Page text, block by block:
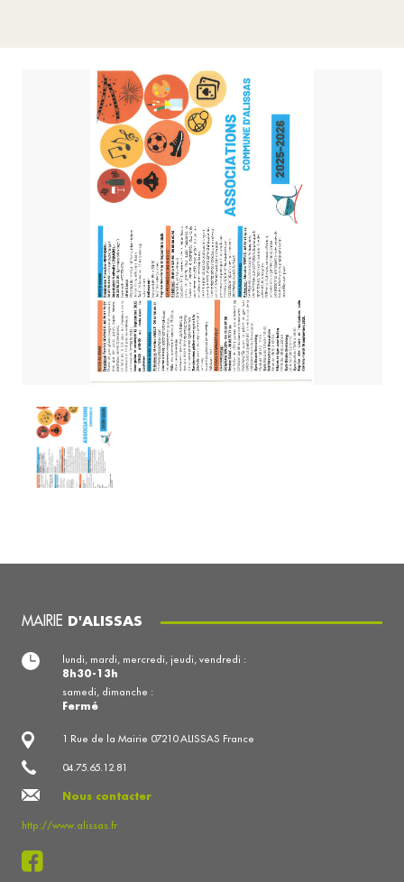
MAIRIE D'ALISSAS
1 Rue de la Mairie 07210 ALISSAS France
04.75.65.12.81
Nous contacter
http://www.alissas.fr
lundi, mardi, mercredi, jeudi, vendredi :
8h30-13h
samedi, dimanche :
Fermé